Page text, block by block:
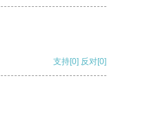
支持[0] 反对[0]